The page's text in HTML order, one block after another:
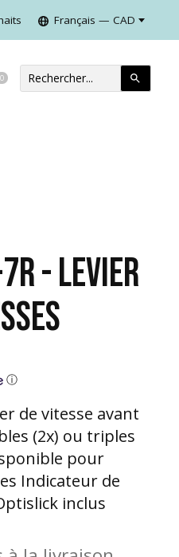
Français — CAD
0items
- LEVIER
ⓘ
de vitesse avant
(2x) ou triples
pour
Indicateur de
inclus